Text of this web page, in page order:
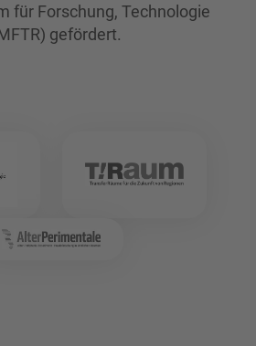
für Forschung, Technologie
gefördert.